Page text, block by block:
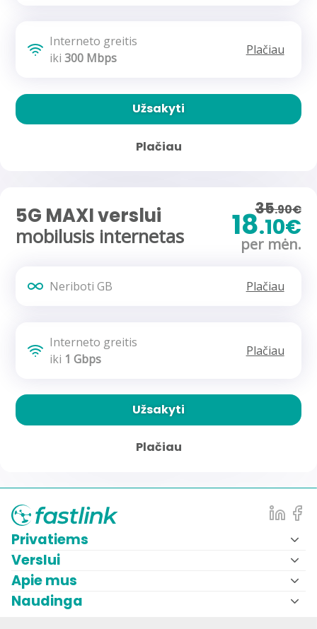
Interneto greitis
iki300 Mbps
Plačiau
Užsakyti
Plačiau
5G MAXI verslui
mobilusis internetas
35.90€
18.10€
per mėn.
Neriboti GB Plačiau
Interneto greitis
iki 1 Gbps
Plačiau
Užsakyti
Plačiau
Privatiems
Verslui
Apie mus
Naudinga